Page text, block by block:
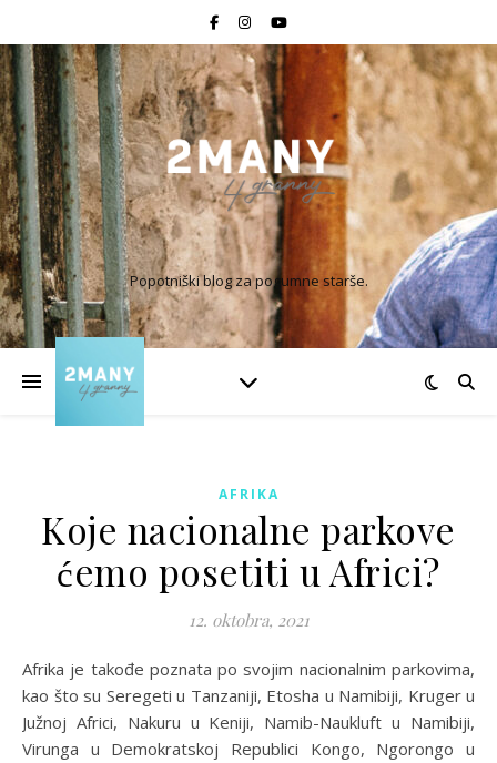
Popotniški blog za pogumne starše.
AFRIKA
Koje nacionalne parkove
ćemo posetiti u Africi?
12. oktobra, 2021
Afrika je takođe poznata po svojim nacionalnim parkovima,
kao što su Seregeti u Tanzaniji, Etosha u Namibiji, Kruger u
Južnoj Africi, Nakuru u Keniji, Namib-Naukluft u Namibiji,
Virunga u Demokratskoj Republici Kongo, Ngorongo u